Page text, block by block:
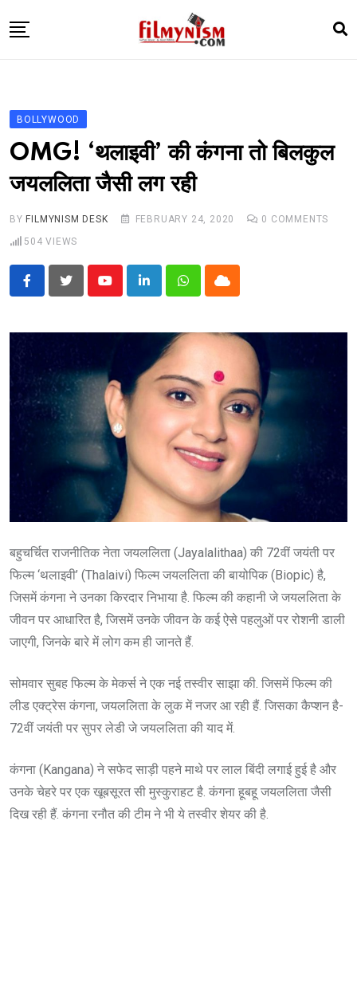
to
TELEVISION
BHOJPURI
NEWS ABTAK
STARRY SIDES
BOLLYWOOD
OMG! ‘थलाइवी’ की कंगना तो बिलकुल
जयललिता जैसी लग रही
BY FILMYNISM DESK FEBRUARY 24, 2020 0 COMMENTS
504 VIEWS
YoutubeLinkedInWhatsappCloud
बहुचर्चित राजनीतिक नेता जयललिता (Jayalalithaa) की 72वीं जयंती पर
फिल्म ‘थलाइवी’ (Thalaivi) फिल्म जयललिता की बायोपिक (Biopic) है,
जिसमें कंगना ने उनका किरदार निभाया है. फिल्म की कहानी जे जयललिता के
जीवन पर आधारित है, जिसमें उनके जीवन के कई ऐसे पहलुओं पर रोशनी डाली
जाएगी, जिनके बारे में लोग कम ही जानते हैं.
सोमवार सुबह फिल्म के मेकर्स ने एक नई तस्वीर साझा की. जिसमें फिल्म की
लीड एक्ट्रेस कंगना, जयललिता के लुक में नजर आ रही हैं. जिसका कैप्शन है-
72वीं जयंती पर सुपर लेडी जे जयललिता की याद में.
कंगना (Kangana) ने सफेद साड़ी पहने माथे पर लाल बिंदी लगाई हुई है और
उनके चेहरे पर एक खूबसूरत सी मुस्कुराहट है. कंगना हूबहू जयललिता जैसी
दिख रही हैं. कंगना रनौत की टीम ने भी ये तस्वीर शेयर की है.